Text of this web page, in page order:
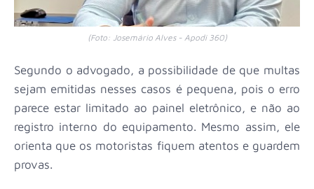
(Foto: Josemário Alves - Apodi 360)
Segundo o advogado, a possibilidade de que multas
sejam emitidas nesses casos é pequena, pois o erro
parece estar limitado ao painel eletrônico, e não ao
registro interno do equipamento. Mesmo assim, ele
orienta que os motoristas fiquem atentos e guardem
provas.